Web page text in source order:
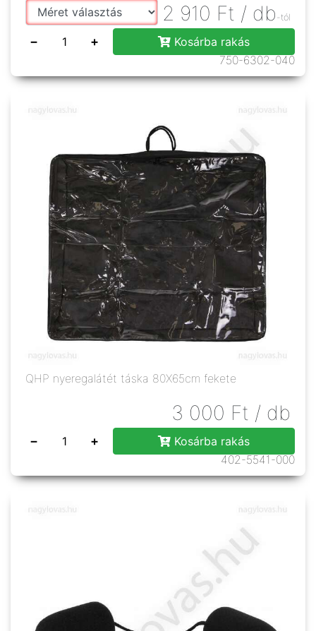
2 910 Ft / db -tól
− +
Kosárba rakás
750-6302-040
QHP nyeregalátét táska 80X65cm fekete
3 000 Ft / db
− +
Kosárba rakás
402-5541-000